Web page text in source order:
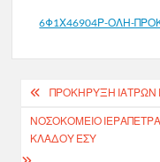
6Φ1Χ46904Ρ-ΟΛΗ-
Πλοήγηση
άρθρων
ΠΡΟΚΗΡΥΞΗ ΙΑΤΡΩΝ
ΝΟΣΟΚΟΜΕΙΟ
ΚΛΑΔΟΥ ΕΣΥ